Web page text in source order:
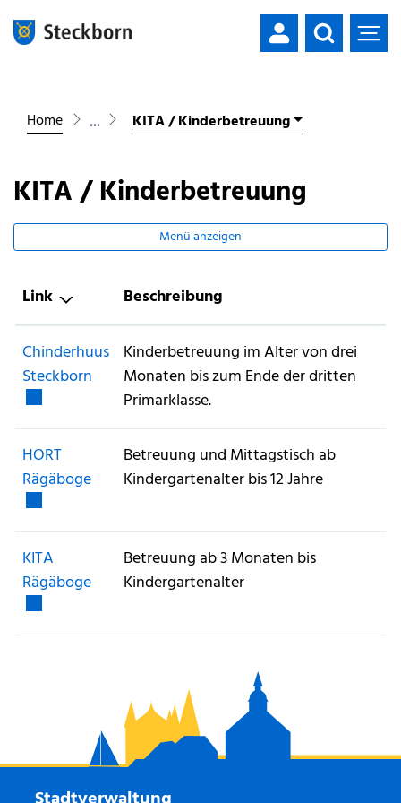
Mustergemeinde
Home KITA / Kinderbetreuung
KITA / Kinderbetreuung
Menü anzeigen
Link Beschreibung
Chinderhuus
Steckborn Externer Link wird in einem neuen Fenster
Kinderbetreuung im Alter von drei
Monaten bis zum Ende der dritten
Primarklasse.
HORT
RägäbogeExterner Link wird in einem neuen Fenster
Betreuung und Mittagstisch ab
Kindergartenalter bis 12 Jahre
KITA
RägäbogeExterner Link wird in einem neuen Fenster
Betreuung ab 3 Monaten bis
Kindergartenalter